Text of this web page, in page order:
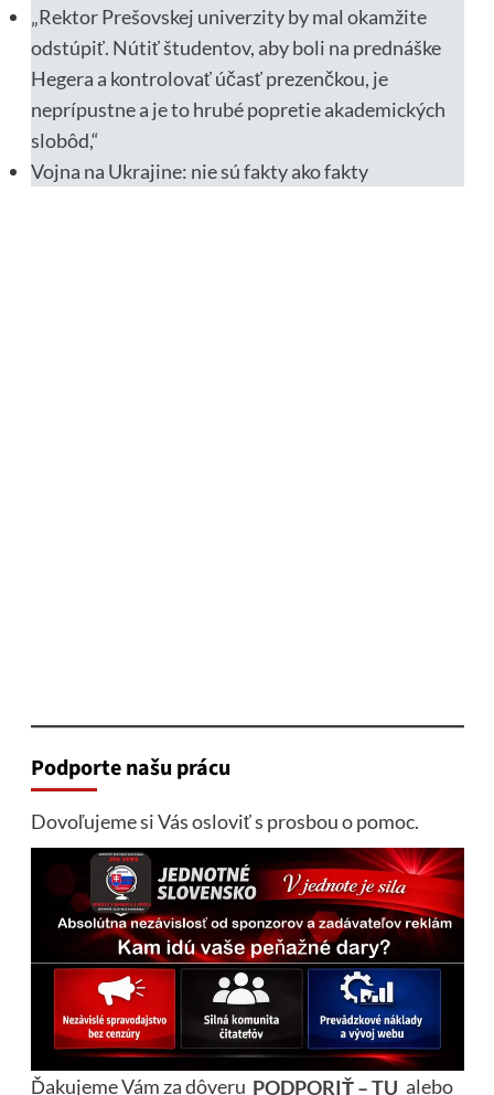
„Rektor Prešovskej univerzity by mal okamžite
odstúpiť. Nútiť študentov, aby boli na prednáške
Hegera a kontrolovať účasť prezenčkou, je
neprípustne a je to hrubé popretie akademických
slobôd,“
Vojna na Ukrajine: nie sú fakty ako fakty
Podporte našu prácu
Dovoľujeme si Vás osloviť s prosbou o pomoc.
Ďakujeme Vám za dôveru PODPORIŤ – TU alebo